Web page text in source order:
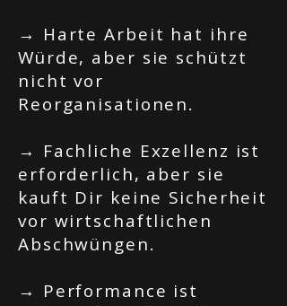
→ Harte Arbeit hat ihre
Würde, aber sie schützt
nicht vor
Reorganisationen.
→ Fachliche Exzellenz ist
erforderlich, aber sie
kauft Dir keine Sicherheit
vor wirtschaftlichen
Abschwüngen.
→ Performance ist